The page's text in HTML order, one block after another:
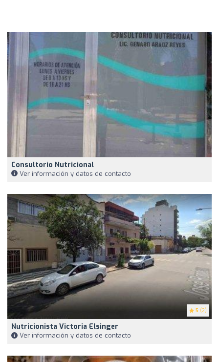
Consultorio Nutricional
Ver información y datos de contacto
5 (2)
Nutricionista Victoria Elsinger
Ver información y datos de contacto